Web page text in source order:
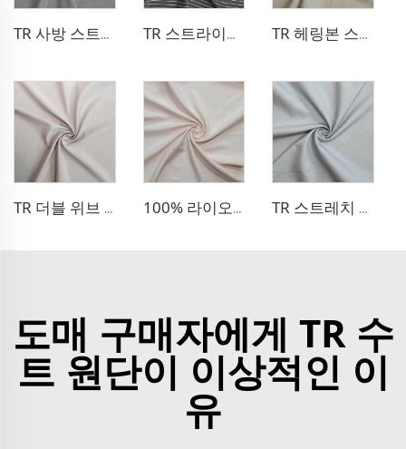
TR 사방 스트레치 팬츠 원단 TR 스트라이프 스타일 팬츠 원단 TR 헤링본 스타일 블레이저 원단
TR 더블 위브 드레스 원단 100% 라이오셀 리넨 같은 드레스 원단 TR 스트레치 데님 같은 원단
도매 구매자에게 TR 수
트 원단이 이상적인 이
유